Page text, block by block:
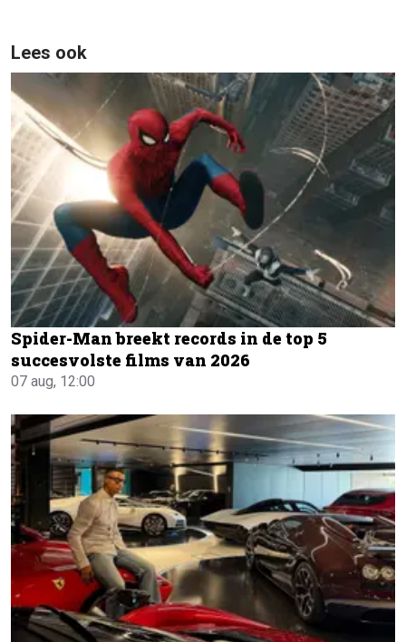
Lees ook
Spider-Man breekt records in de top 5
succesvolste films van 2026
07 aug, 12:00